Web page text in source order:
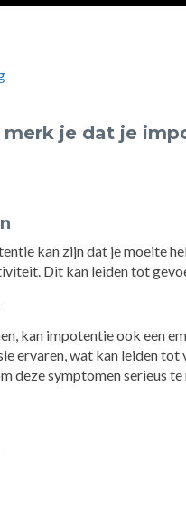
merk je dat je
kan zijn dat je moeite
Dit kan leiden tot
kan impotentie ook een
ervaren, wat kan leiden
deze symptomen serieus te